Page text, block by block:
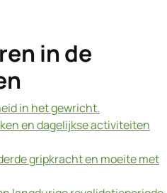
in de
in het gewricht.
en dagelijkse activiteiten
gripkracht en moeite met